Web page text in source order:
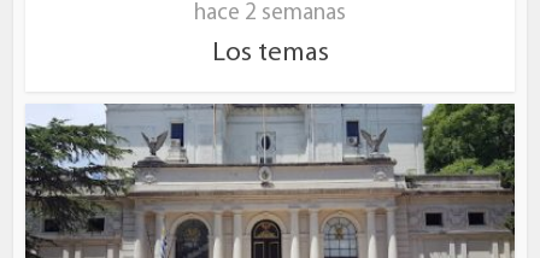
hace 2 semanas
Los temas